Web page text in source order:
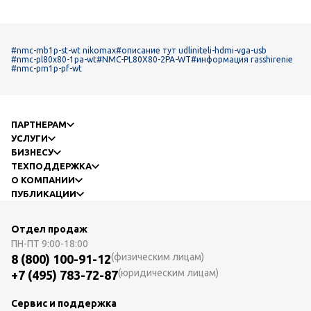
#nmc-mb1p-st-wt nikomax#описание тут udliniteli-hdmi-vga-usb
#nmc-pl80x80-1pa-wt#NMC-PL80X80-2PA-WT#информация rasshirenie
#nmc-pm1p-pf-wt
ПАРТНЕРАМ
УСЛУГИ
БИЗНЕСУ
ТЕХПОДДЕРЖКА
О КОМПАНИИ
ПУБЛИКАЦИИ
Отдел продаж
ПН-ПТ 9:00-18:00
8 (800) 100-91-12(физическим лицам)
+7 (495) 783-72-87(юридическим лицам)
Сервис и поддержка